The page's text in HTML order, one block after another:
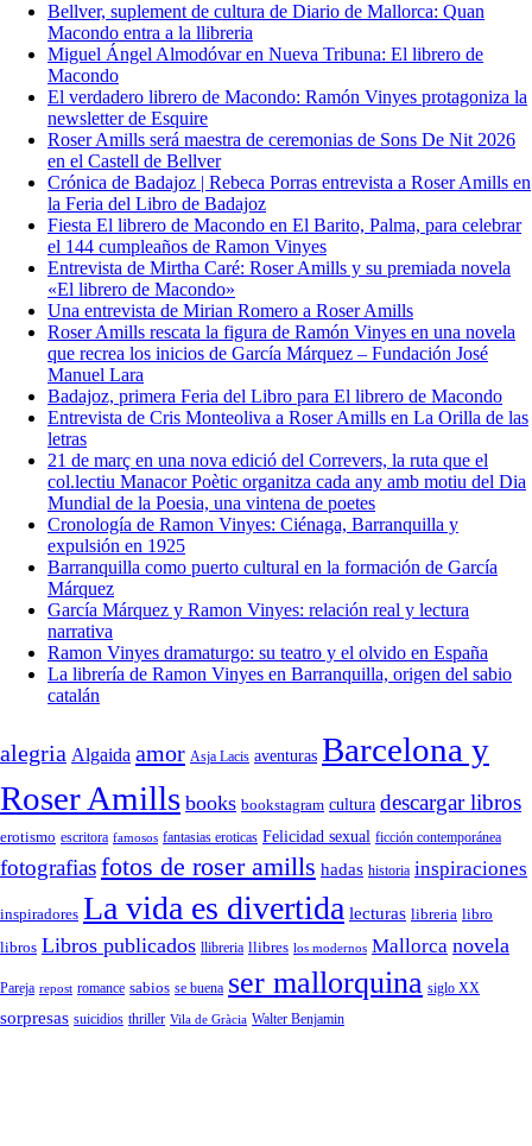
Bellver, suplement de cultura de Diario de Mallorca: Quan
Macondo entra a la llibreria
Miguel Ángel Almodóvar en Nueva Tribuna: El librero de
Macondo
El verdadero librero de Macondo: Ramón Vinyes protagoniza la
newsletter de Esquire
Roser Amills será maestra de ceremonias de Sons De Nit 2026
en el Castell de Bellver
Crónica de Badajoz | Rebeca Porras entrevista a Roser Amills en
la Feria del Libro de Badajoz
Fiesta El librero de Macondo en El Barito, Palma, para celebrar
el 144 cumpleaños de Ramon Vinyes
Entrevista de Mirtha Caré: Roser Amills y su premiada novela
«El librero de Macondo»
Una entrevista de Mirian Romero a Roser Amills
Roser Amills rescata la figura de Ramón Vinyes en una novela
que recrea los inicios de García Márquez – Fundación José
Manuel Lara
Badajoz, primera Feria del Libro para El librero de Macondo
Entrevista de Cris Monteoliva a Roser Amills en La Orilla de las
letras
21 de març en una nova edició del Correvers, la ruta que el
col.lectiu Manacor Poètic organitza cada any amb motiu del Dia
Mundial de la Poesia, una vintena de poetes
Cronología de Ramon Vinyes: Ciénaga, Barranquilla y
expulsión en 1925
Barranquilla como puerto cultural en la formación de García
Márquez
García Márquez y Ramon Vinyes: relación real y lectura
narrativa
Ramon Vinyes dramaturgo: su teatro y el olvido en España
La librería de Ramon Vinyes en Barranquilla, origen del sabio
catalán
alegria Algaida amor Asja Lacis aventuras Barcelona y
Roser Amills books bookstagram cultura descargar libros
erotismo escritora famosos fantasias eroticas Felicidad sexual ficción contemporánea
fotografiasfotos de roser amills hadas historia inspiraciones
inspiradores La vida es divertida lecturas libreria libro
libros Libros publicados llibreria llibres los modernos Mallorca novela
Pareja repost romance sabios se buena ser mallorquina siglo XX
sorpresas suicidios thriller Vila de Gràcia Walter Benjamin